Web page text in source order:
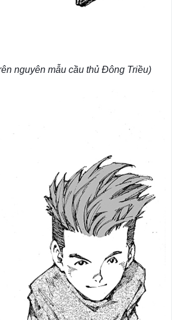
nguyên mẫu cầu thủ Đông Triều)